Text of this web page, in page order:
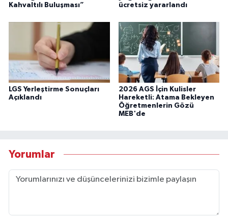
Kahvaltılı Buluşması”
ücretsiz yararlandı
LGS Yerleştirme Sonuçları
Açıklandı
2026 AGS İçin Kulisler
Hareketli: Atama Bekleyen
Öğretmenlerin Gözü
MEB'de
Yorumlar